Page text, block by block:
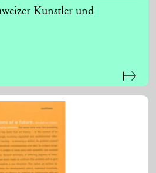
Künstler und